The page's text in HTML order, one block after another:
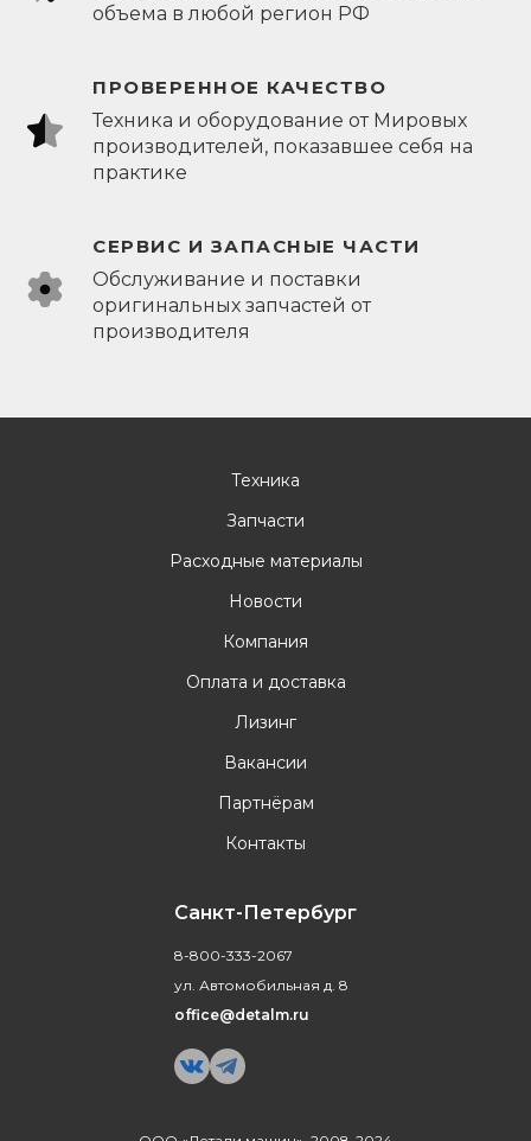
объема в любой регион РФ
ПРОВЕРЕННОЕ КАЧЕСТВО
Техника и оборудование от Мировых
производителей, показавшее себя на
практике
СЕРВИС И ЗАПАСНЫЕ ЧАСТИ
Обслуживание и поставки
оригинальных запчастей от
производителя
Техника
Запчасти
Расходные материалы
Новости
Компания
Оплата и доставка
Лизинг
Вакансии
Партнёрам
Контакты
Санкт-Петербург
8-800-333-2067
ул. Автомобильная д. 8
office@detalm.ru